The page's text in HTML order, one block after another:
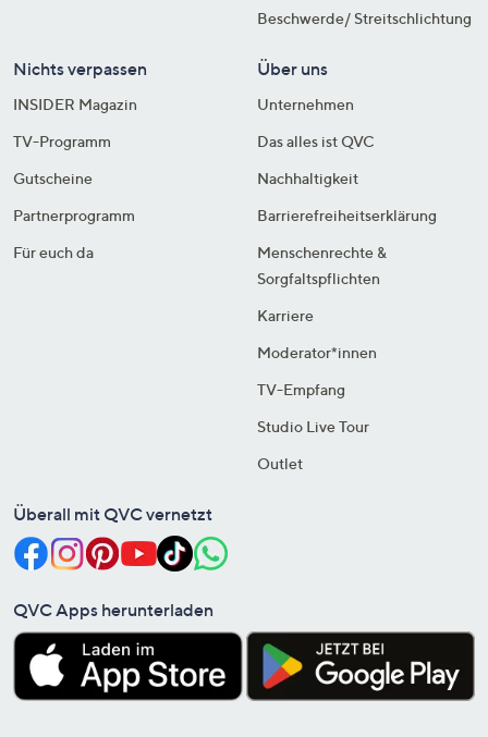
Beschwerde/ Streitschlichtung
Nichts verpassen
INSIDER Magazin
TV-Programm
Gutscheine
Partnerprogramm
Für euch da
Über uns
Unternehmen
Das alles ist QVC
Nachhaltigkeit
Barrierefreiheitserklärung
Menschenrechte &
Sorgfaltspflichten
Karriere
Moderator*innen
TV-Empfang
Studio Live Tour
Outlet
Überall mit QVC vernetzt
QVC Apps herunterladen